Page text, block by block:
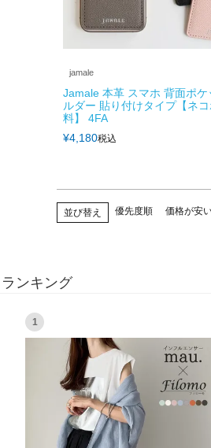
jamale
Jamale 本革 スマホ 背面ポケ
ルダー 貼り付けタイプ【ネ
料】 4FA
¥4,180税込
並び替え 優先度順 価格が安
ランキング
1